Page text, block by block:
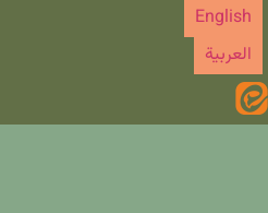
پرش
محتوا
English
العربیة